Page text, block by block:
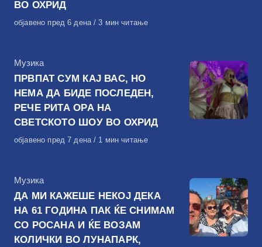
ВО ОХРИД
Објавено
објавено пред 6 дена 3 мин читање
КАтегорија
Музика
ПРВПАТ СУМ КАЈ ВАС, НО
НЕМА ДА БИДЕ ПОСЛЕДЕН,
РЕЧЕ РИТА ОРА НА
СВЕТСКОТО ШОУ ВО ОХРИД
Објавено
објавено пред 7 дена 1 мин читање
КАтегорија
Музика
ДА МИ КАЖЕШЕ НЕКОЈ ДЕКА
НА 61 ГОДИНА ПАК ЌЕ СНИМАМ
СО РОСАНА И ЌЕ ВОЗАМ
КОЛИЧКИ ВО ЛУНАПАРК,